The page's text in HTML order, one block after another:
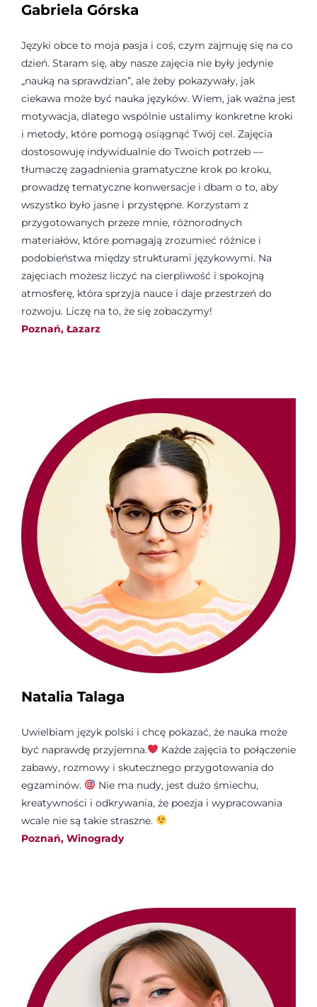
Gabriela Górska
Języki obce to moja pasja i coś, czym zajmuję się na co
dzień. Staram się, aby nasze zajęcia nie były jedynie
„nauką na sprawdzian”, ale żeby pokazywały, jak
ciekawa może być nauka języków. Wiem, jak ważna jest
motywacja, dlatego wspólnie ustalimy konkretne kroki
i metody, które pomogą osiągnąć Twój cel. Zajęcia
dostosowuję indywidualnie do Twoich potrzeb —
tłumaczę zagadnienia gramatyczne krok po kroku,
prowadzę tematyczne konwersacje i dbam o to, aby
wszystko było jasne i przystępne. Korzystam z
przygotowanych przeze mnie, różnorodnych
materiałów, które pomagają zrozumieć różnice i
podobieństwa między strukturami językowymi. Na
zajęciach możesz liczyć na cierpliwość i spokojną
atmosferę, która sprzyja nauce i daje przestrzeń do
rozwoju. Liczę na to, że się zobaczymy!
Poznań, Łazarz
Natalia Talaga
Uwielbiam język polski i chcę pokazać, że nauka może
być naprawdę przyjemna.
Każde zajęcia to połączenie
zabawy, rozmowy i skutecznego przygotowania do
egzaminów.
Nie ma nudy, jest dużo śmiechu,
kreatywności i odkrywania, że poezja i wypracowania
wcale nie są takie straszne.
Poznań, Winogrady